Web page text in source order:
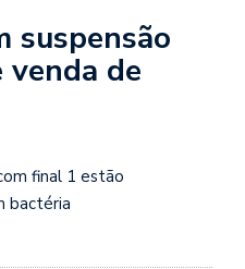
suspensão
venda de
final 1 estão
bactéria